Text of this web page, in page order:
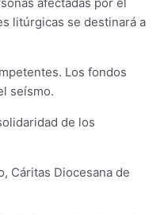
litúrgicas se destinará a
Los fondos
seísmo.
de los
Cáritas Diocesana de